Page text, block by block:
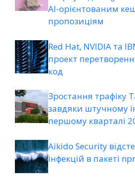
AI-орієнтованим
пропозиціям
Red Hat, NVIDIA та
проект
код
Зростання трафіку
завдяки штучному
першому кварталі
Aikido Security
інфекцій в пакеті